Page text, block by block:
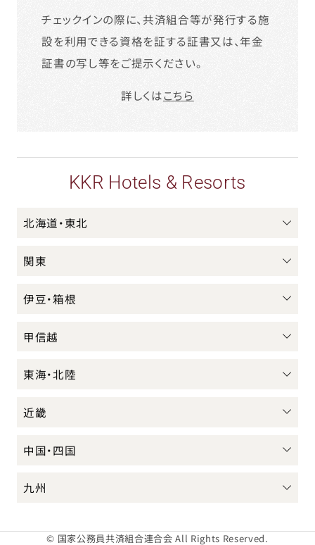
チェックインの際に、共済組合等が発行する施
設を利用できる資格を証する証書又は、年金
証書の写し等をご提示ください。
詳しくはこちら
KKR Hotels & Resorts
北海道・東北
関東
伊豆・箱根
甲信越
東海・北陸
近畿
中国・四国
九州
© 国家公務員共済組合連合会 All Rights Reserved.